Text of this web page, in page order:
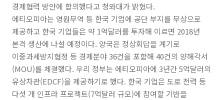
경제협력 방안에 합의했다고 청와대가 밝혔다.
에티오피아는 영원무역 등 한국 기업에 공단 부지를 무상으로
제공하고 한국 기업들은 약 1억달러를 투자해 이르면 2018년
본격 생산에 나설 예정이다. 양국은 정상회담을 계기로
이중과세방지협정 등 경제분야 36건을 포함해 40건의 양해각서
(MOU)를 체결했다. 우리 정부는 에티오피아에 3년간 5억달러의
유상차관(EDCF)을 제공하기로 했다. 한국 기업은 도로 전력 등
다섯 개 인프라 프로젝트(7억달러 규모)에 참여할 기반을